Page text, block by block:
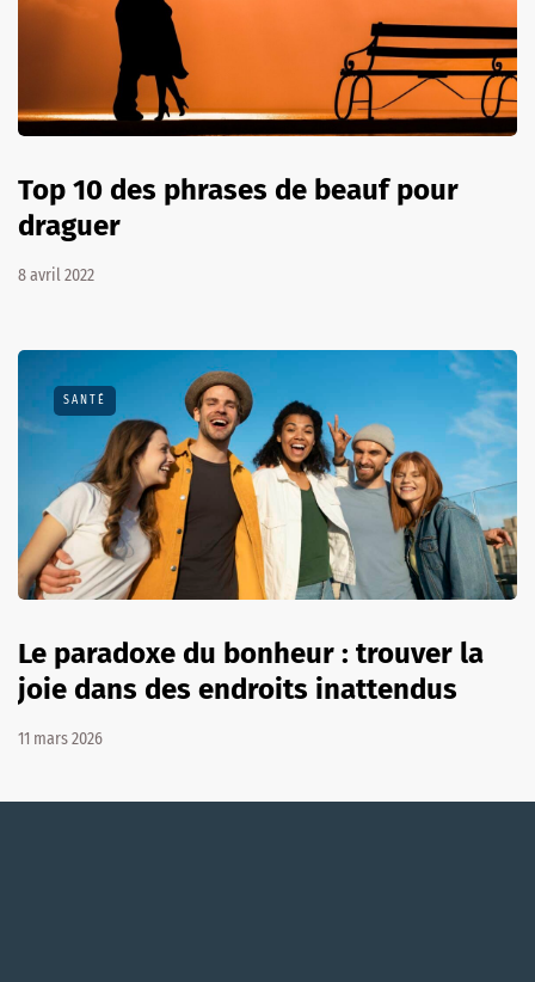
Top 10 des phrases de beauf pour
draguer
8 avril 2022
SANTÉ
Le paradoxe du bonheur : trouver la
joie dans des endroits inattendus
11 mars 2026